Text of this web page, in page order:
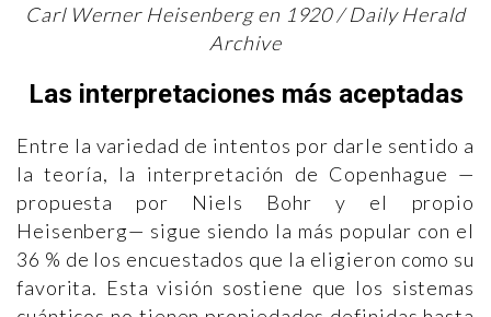
Carl Werner Heisenberg en 1920 / Daily Herald
Archive
Las interpretaciones más aceptadas
Entre la variedad de intentos por darle sentido a
la teoría, la interpretación de Copenhague —
propuesta por Niels Bohr y el propio
Heisenberg— sigue siendo la más popular con el
36 % de los encuestados que la eligieron como su
favorita. Esta visión sostiene que los sistemas